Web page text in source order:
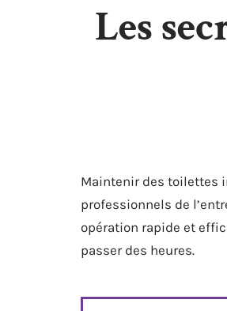
Les
Maintenir des toilettes
professionnels de
opération rapide et
passer des heures.